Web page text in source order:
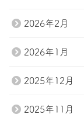
2026年2月
2026年1月
2025年12月
2025年11月